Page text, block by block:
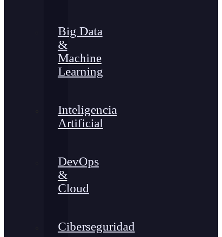
Big Data
&
Machine
Learning
Inteligencia
Artificial
DevOps
&
Cloud
Ciberseguridad